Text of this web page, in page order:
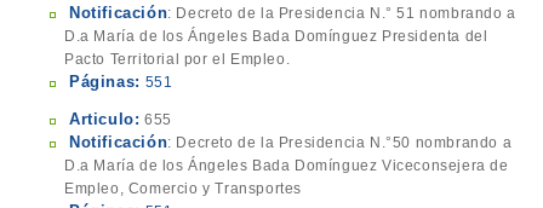
Notificación: Decreto de la Presidencia N.° 51 nombrando a
D.a María de los Ángeles Bada Domínguez Presidenta del
Pacto Territorial por el Empleo.
Páginas: 551
Articulo: 655
Notificación: Decreto de la Presidencia N.°50 nombrando a
D.a María de los Ángeles Bada Domínguez Viceconsejera de
Empleo, Comercio y Transportes